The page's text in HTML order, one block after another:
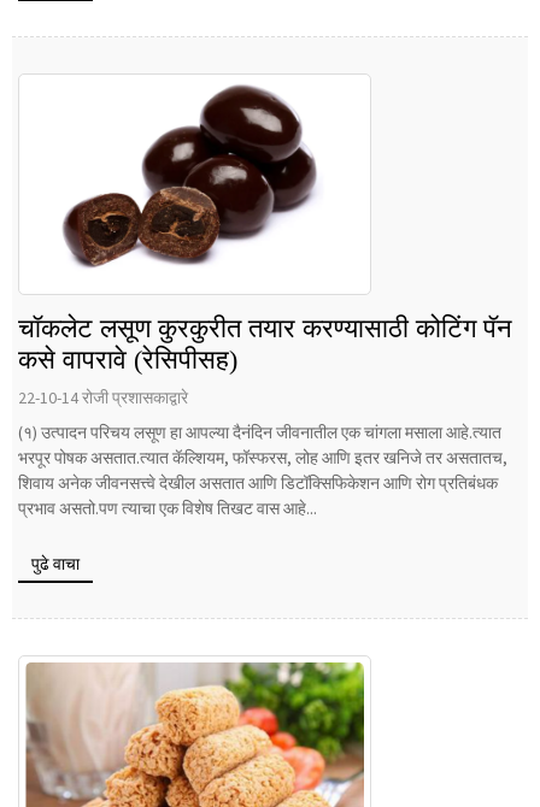
चॉकलेट लसूण कुरकुरीत तयार करण्यासाठी कोटिंग पॅन
कसे वापरावे (रेसिपीसह)
22-10-14 रोजी प्रशासकाद्वारे
(१) उत्पादन परिचय लसूण हा आपल्या दैनंदिन जीवनातील एक चांगला मसाला आहे.त्यात
भरपूर पोषक असतात.त्यात कॅल्शियम, फॉस्फरस, लोह आणि इतर खनिजे तर असतातच,
शिवाय अनेक जीवनसत्त्वे देखील असतात आणि डिटॉक्सिफिकेशन आणि रोग प्रतिबंधक
प्रभाव असतो.पण त्याचा एक विशेष तिखट वास आहे...
पुढे वाचा